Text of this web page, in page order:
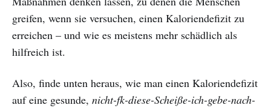
greifen, wenn sie versuchen, einen Kaloriendefizit zu
erreichen – und wie es meistens mehr schädlich als
hilfreich ist.
Also, finde unten heraus, wie man einen Kaloriendefizit
auf eine gesunde, nicht-fk-diese-Scheiße-ich-gebe-nach-